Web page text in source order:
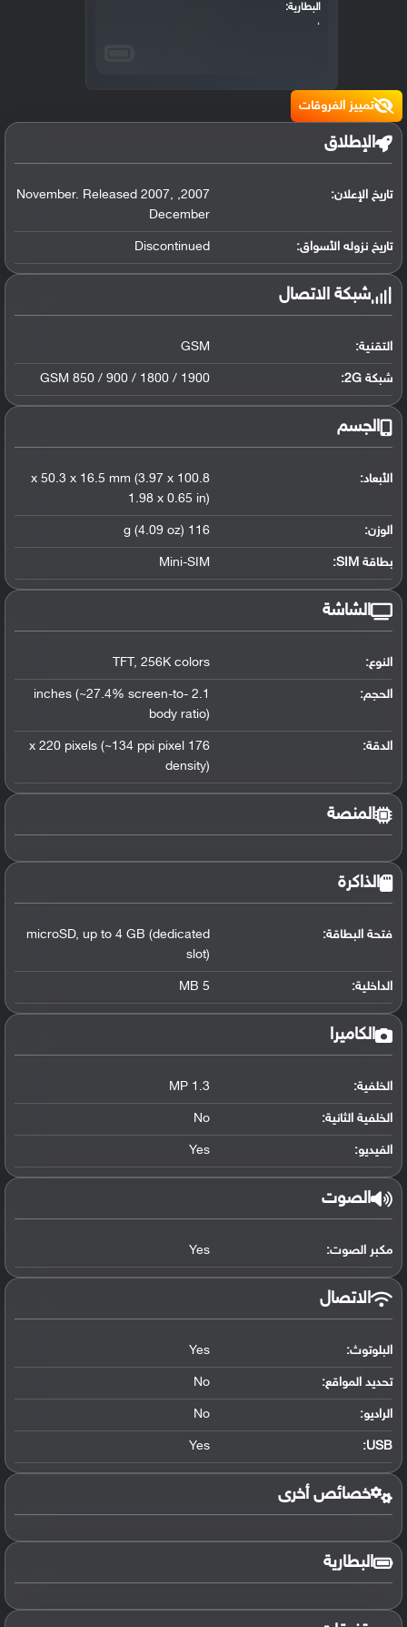
البطارية:
،
تمييز الفروقات
الإطلاق
تاريخ الإعلان: 2007
,
November. Released 2007,
December
تاريخ نزوله الأسواق: Discontinued
شبكة الاتصال
التقنية: GSM
شبكة 2G: GSM 850 / 900 / 1800 / 1900
الجسم
الأبعاد:
100.8 x 50.3 x 16.5 mm (3.97 x
1.98 x 0.65 in)
الوزن: 116 g (4.09 oz)
بطاقة SIM: Mini-SIM
الشاشة
النوع: TFT, 256K colors
الحجم:
2.1 inches (~27.4% screen-to-
body ratio)
الدقة:
176 x 220 pixels (~134 ppi pixel
density)
المنصة
الذاكرة
فتحة البطاقة: microSD, up to 4 GB (dedicated
slot)
الداخلية: 5 MB
الكاميرا
الخلفية: 1.3 MP
الخلفية الثانية: No
الفيديو: Yes
الصوت
مكبر الصوت: Yes
الاتصال
البلوتوث:
Yes
تحديد المواقع:
No
الراديو: No
USB
:
Yes
خصائص أخرى
البطارية